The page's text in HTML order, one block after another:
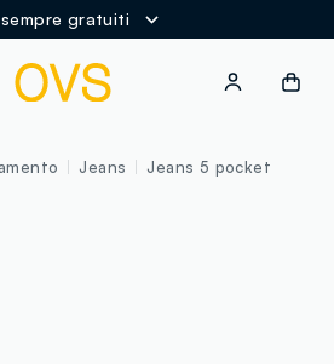
sempre gratuiti
Jeans Jeans 5 pocket